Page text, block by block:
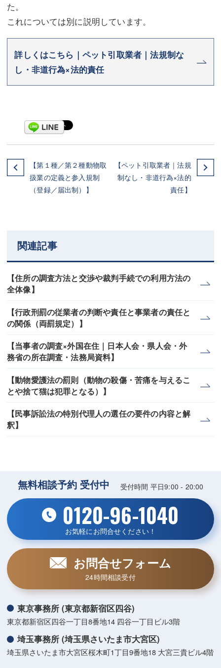
た。
これについては別に説明しています。
詳しくはこちら｜ペット引取業者｜法規制な
し・非道行為×法的責任
【第１種／第２種動物取
扱業の定義と参入規制
（登録／届出制）】
【ペット引取業者｜法規
制なし・非道行為×法的
責任】
関連記事
【住所の調査方法と交渉や裁判手続での利用方法の
全体像】
【行政刑罰の従業者の判断や責任と事業者の責任と
の関係（両罰規定）】
【当事者の調査×外国在住｜日本人会・県人会・外
務省の所在調査・法務局資料】
【動物愛護法の罰則（動物の殺傷・苦痛を与えるこ
とや捨て猫は犯罪となる）】
【民事訴訟法の特別代理人の選任の要件の内容と解
釈】
無料相談予約 受付中 受付時間 平日9:00 - 20:00
0120-96-1040
お気軽にお問合せください！
お問合せフォーム
24時間相談受付
東京事務所 (東京都新宿区四谷)
東京都新宿区四谷一丁目8番地14 四谷一丁目ビル3階
埼玉事務所 (埼玉県さいたま市大宮区)
埼玉県さいたま市大宮区桜木町1丁目9番地18 大宮三貴ビル4階